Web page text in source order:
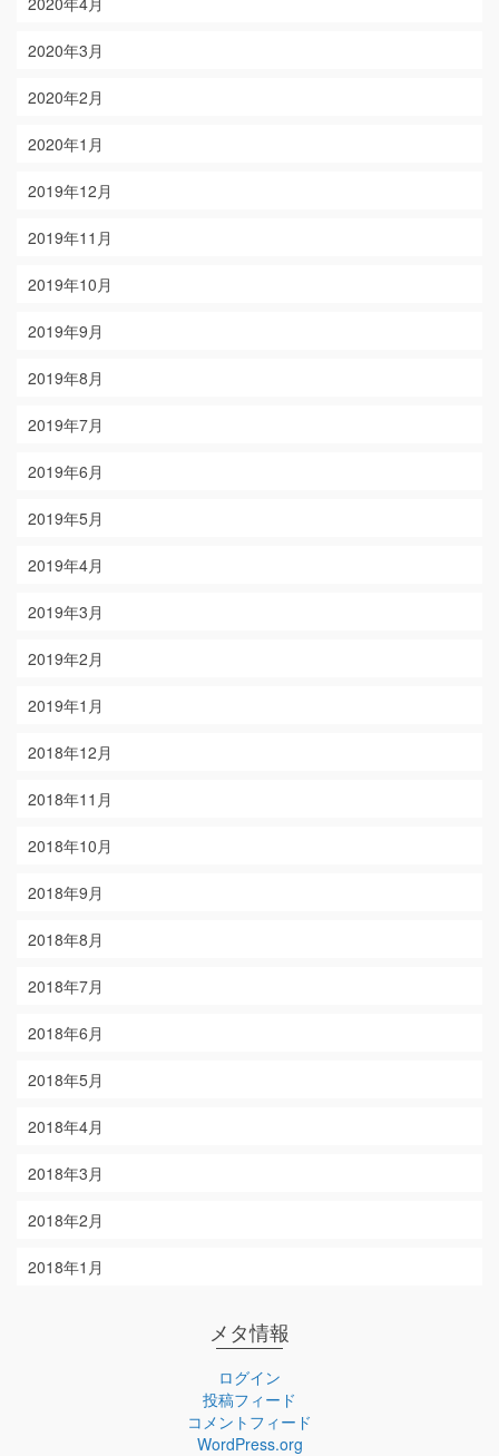
2020年3月
2020年2月
2020年1月
2019年12月
2019年11月
2019年10月
2019年9月
2019年8月
2019年7月
2019年6月
2019年5月
2019年4月
2019年3月
2019年2月
2019年1月
2018年12月
2018年11月
2018年10月
2018年9月
2018年8月
2018年7月
2018年6月
2018年5月
2018年4月
2018年3月
2018年2月
2018年1月
メタ情報
ログイン
投稿フィード
コメントフィード
WordPress.org